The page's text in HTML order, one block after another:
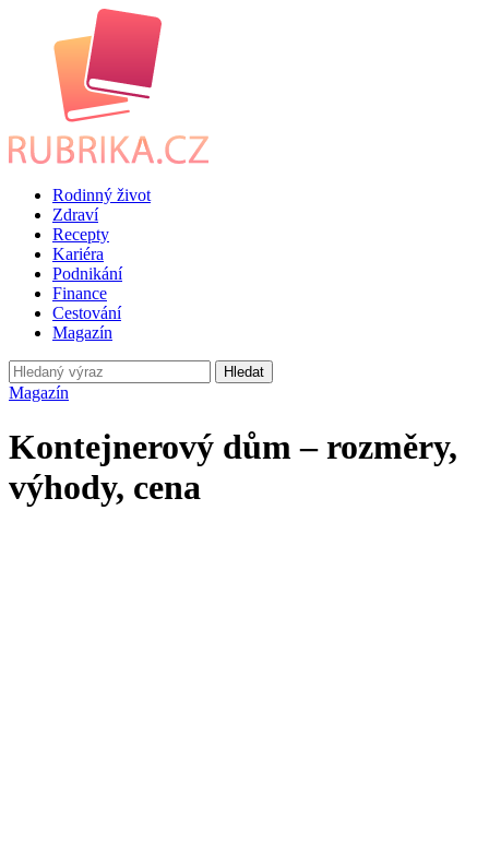
Rodinný život
Zdraví
Recepty
Kariéra
Podnikání
Finance
Cestování
Magazín
Hledat
Magazín
Kontejnerový dům – rozměry,
výhody, cena